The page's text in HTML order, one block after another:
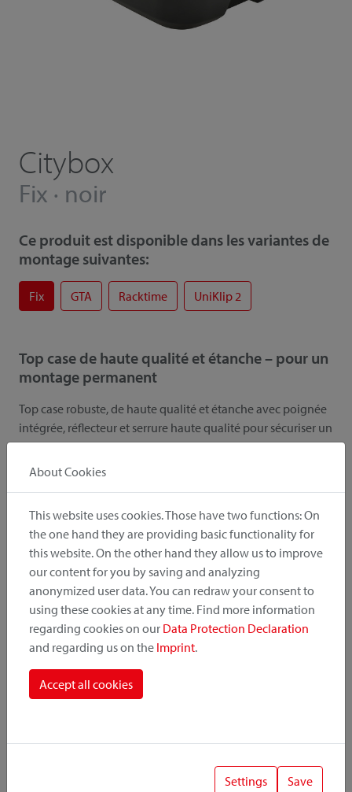
Citybox
Fix · noir
Ce produit est disponible dans les variantes de
montage suivantes:
Fix GTA Racktime UniKlip 2
Top case de haute qualité et étanche – pour un
montage permanent
Top case robuste, de haute qualité et étanche avec poignée
intégrée, réflecteur et serrure haute qualité pour sécuriser un
casque, une veste de pluie ou autres. Grâce à ses charnières
déportées, le spacieux Citybox peut être totalement ouvert
fixation rapide ou une installation permanente.
Ce produit est équipé d'une solution de fixation fixe pour les
personnes qui souhaitent laisser leur panier, sac ou
accessoire monté en permanence sur leur vélo, sans
fonction de déverrouillage rapide.
souviens-toi recommander
About Cookies
This website uses cookies. Those have two functions: On
the one hand they are providing basic functionality for
this website. On the other hand they allow us to improve
our content for you by saving and analyzing
anonymized user data. You can redraw your consent to
using these cookies at any time. Find more information
regarding cookies on our Data Protection Declaration
and regarding us on the Imprint.
Accept all cookies
Settings Save